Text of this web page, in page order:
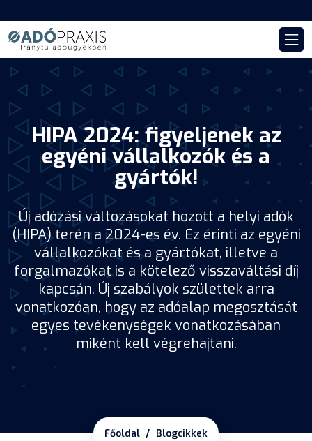
HIPA 2024: figyeljenek az
egyéni vállalkozók és a
gyártók!
Új adózási változásokat hozott a helyi adók
(HIPA) terén a 2024-es év. Ez érinti az egyéni
vállalkozókat és a gyártókat, illetve a
forgalmazókat is a kötelező visszaváltási díj
kapcsán. Új szabályok születtek arra
vonatkozóan, hogy az adóalap megosztását
egyes tevékenységek vonatkozásában
miként kell végrehajtani.
Főoldal Blogcikkek